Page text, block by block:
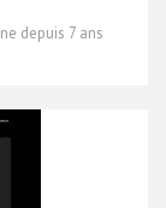
depuis 7 ans